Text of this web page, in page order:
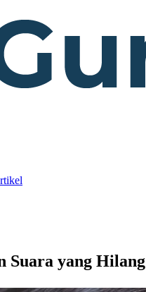
Suara yang Hilang